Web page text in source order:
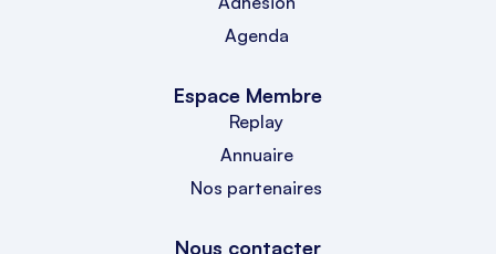
Agenda
Espace Membre
Replay
Annuaire
Nos partenaires
Nous contacter